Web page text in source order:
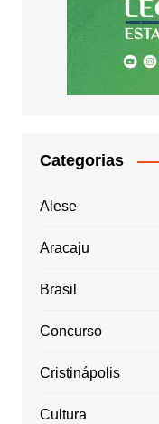
Categorias
Alese
Aracaju
Brasil
Concurso
Cristinápolis
Cultura